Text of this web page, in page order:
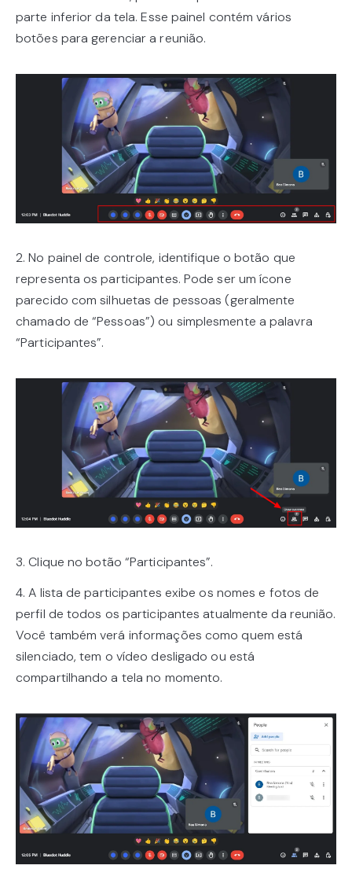
parte inferior da tela. Esse painel contém vários
botões para gerenciar a reunião.
2. No painel de controle, identifique o botão que
representa os participantes. Pode ser um ícone
parecido com silhuetas de pessoas (geralmente
chamado de “Pessoas”) ou simplesmente a palavra
“Participantes”.
3. Clique no botão “Participantes”.
4. A lista de participantes exibe os nomes e fotos de
perfil de todos os participantes atualmente da reunião.
Você também verá informações como quem está
silenciado, tem o vídeo desligado ou está
compartilhando a tela no momento.